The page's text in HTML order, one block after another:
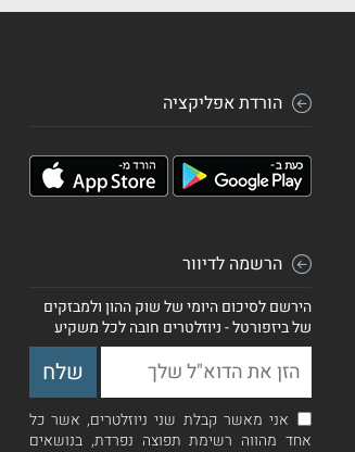
הורדת אפליקציה
הרשמה לדיוור
הירשם לסיכום היומי של שוק ההון ולמבזקים
של ביזפורטל - ניוזלטרים חובה לכל משקיע
אני מאשר קבלת שני ניוזלטרים, אשר כל
אחד מהווה רשימת תפוצה נפרדת, בנושאים